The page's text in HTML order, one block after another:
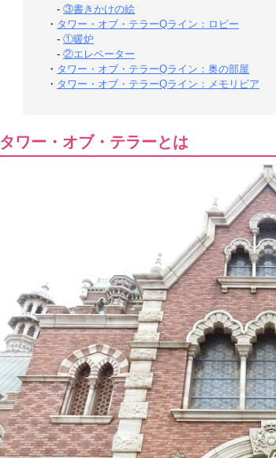
- ③書きかけの絵
・ タワー・オブ・テラーQライン：ロビー
- ①暖炉
- ②エレベーター
・ タワー・オブ・テラーQライン：奥の部屋
・ タワー・オブ・テラーQライン：メモリビア
タワー・オブ・テラーとは